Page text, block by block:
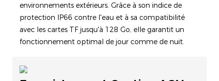
environnements extérieurs. Grâce à son indice de
protection IP66 contre l'eau et à sa compatibilité
avec les cartes TF jusqu'à 128 Go, elle garantit un
fonctionnement optimal de jour comme de nuit.